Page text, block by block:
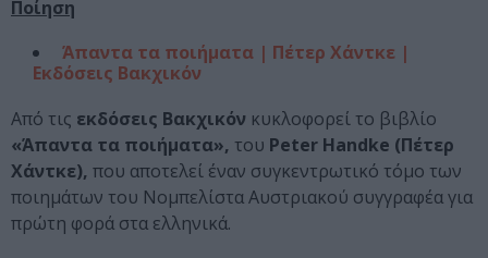
Ποίηση
Άπαντα τα ποιήματα | Πέτερ Χάντκε |
Εκδόσεις Βακχικόν
Από τις εκδόσεις Βακχικόν κυκλοφορεί το βιβλίο
«Άπαντα τα ποιήματα», του Peter Handke (Πέτερ
Χάντκε), που αποτελεί έναν συγκεντρωτικό τόμο των
ποιημάτων του Νομπελίστα Αυστριακού συγγραφέα για
πρώτη φορά στα ελληνικά.